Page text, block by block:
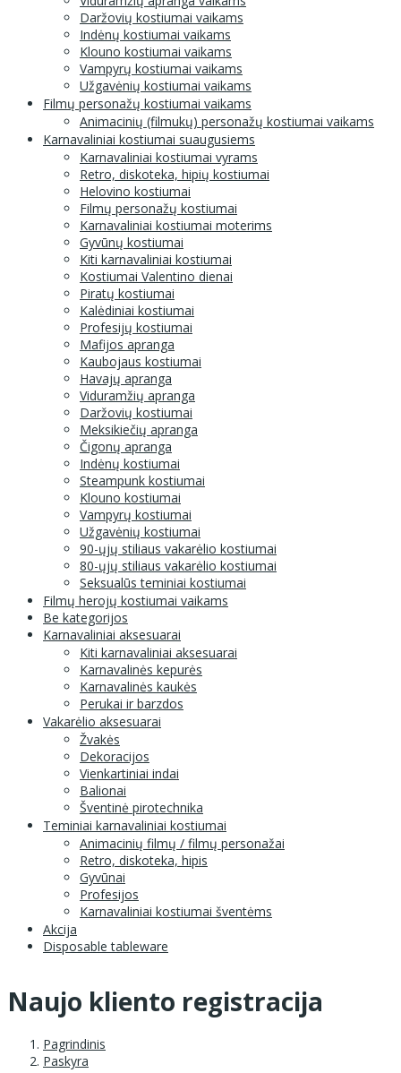
Daržovių kostiumai vaikams
Indėnų kostiumai vaikams
Klouno kostiumai vaikams
Vampyrų kostiumai vaikams
Užgavėnių kostiumai vaikams
Filmų personažų kostiumai vaikams
Animacinių (filmukų) personažų kostiumai vaikams
Karnavaliniai kostiumai suaugusiems
Karnavaliniai kostiumai vyrams
Retro, diskoteka, hipių kostiumai
Helovino kostiumai
Filmų personažų kostiumai
Karnavaliniai kostiumai moterims
Gyvūnų kostiumai
Kiti karnavaliniai kostiumai
Kostiumai Valentino dienai
Piratų kostiumai
Kalėdiniai kostiumai
Profesijų kostiumai
Mafijos apranga
Kaubojaus kostiumai
Havajų apranga
Viduramžių apranga
Daržovių kostiumai
Meksikiečių apranga
Čigonų apranga
Indėnų kostiumai
Steampunk kostiumai
Klouno kostiumai
Vampyrų kostiumai
Užgavėnių kostiumai
90-ųjų stiliaus vakarėlio kostiumai
80-ųjų stiliaus vakarėlio kostiumai
Seksualūs teminiai kostiumai
Filmų herojų kostiumai vaikams
Be kategorijos
Karnavaliniai aksesuarai
Kiti karnavaliniai aksesuarai
Karnavalinės kepurės
Karnavalinės kaukės
Perukai ir barzdos
Vakarėlio aksesuarai
Žvakės
Dekoracijos
Vienkartiniai indai
Balionai
Šventinė pirotechnika
Teminiai karnavaliniai kostiumai
Animacinių filmų / filmų personažai
Retro, diskoteka, hipis
Gyvūnai
Profesijos
Karnavaliniai kostiumai šventėms
Akcija
Disposable tableware
Naujo kliento registracija
Pagrindinis
Paskyra